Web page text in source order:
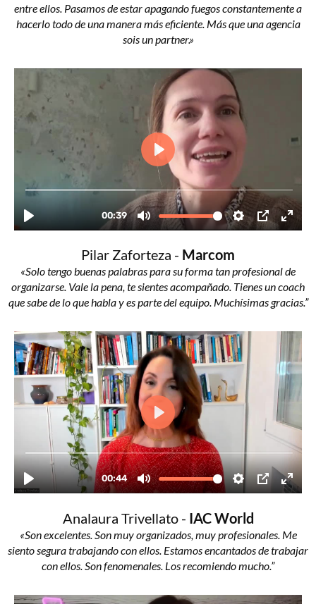
entre ellos. Pasamos de estar apagando fuegos constantemente a
hacerlo todo de una manera más eficiente. Más que una agencia
sois un partner.»
Pilar Zaforteza - Marcom
«Solo tengo buenas palabras para su forma tan profesional de
organizarse. Vale la pena, te sientes acompañado. Tienes un coach
que sabe de lo que habla y es parte del equipo. Muchísimas gracias.”
Analaura Trivellato - IAC World
«Son excelentes. Son muy organizados, muy profesionales. Me
siento segura trabajando con ellos. Estamos encantados de trabajar
con ellos. Son fenomenales. Los recomiendo mucho.”